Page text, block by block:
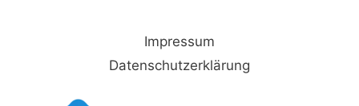
Impressum
Datenschutzerklärung